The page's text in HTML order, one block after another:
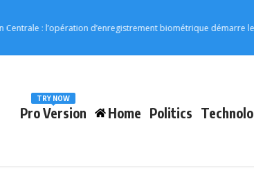
: l’opération d’enregistrement biométrique démarre le 17
Pro Version
TRY NOW
Home Politics